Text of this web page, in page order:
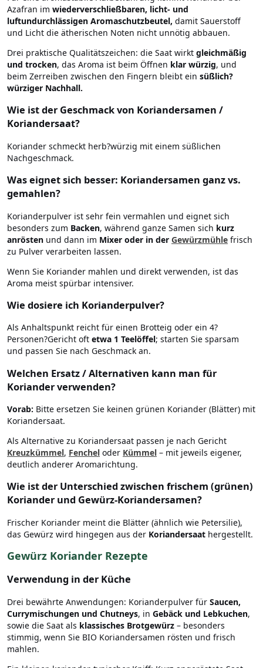
Azafran im wiederverschließbaren, licht- und
luftundurchlässigen Aromaschutzbeutel, damit Sauerstoff
und Licht die ätherischen Noten nicht unnötig abbauen.
Drei praktische Qualitätszeichen: die Saat wirkt gleichmäßig
und trocken, das Aroma ist beim Öffnen klar würzig, und
beim Zerreiben zwischen den Fingern bleibt ein süßlich?
würziger Nachhall.
Wie ist der Geschmack von Koriandersamen /
Koriandersaat?
Koriander schmeckt herb?würzig mit einem süßlichen
Nachgeschmack.
Was eignet sich besser: Koriandersamen ganz vs.
gemahlen?
Korianderpulver ist sehr fein vermahlen und eignet sich
besonders zum Backen, während ganze Samen sich kurz
anrösten und dann im Mixer oder in der Gewürzmühle frisch
zu Pulver verarbeiten lassen.
Wenn Sie Koriander mahlen und direkt verwenden, ist das
Aroma meist spürbar intensiver.
Wie dosiere ich Korianderpulver?
Als Anhaltspunkt reicht für einen Brotteig oder ein 4?
Personen?Gericht oft etwa 1 Teelöffel; starten Sie sparsam
und passen Sie nach Geschmack an.
Welchen Ersatz / Alternativen kann man für
Koriander verwenden?
Vorab: Bitte ersetzen Sie keinen grünen Koriander (Blätter) mit
Koriandersaat.
Als Alternative zu Koriandersaat passen je nach Gericht
Kreuzkümmel, Fenchel oder Kümmel – mit jeweils eigener,
deutlich anderer Aromarichtung.
Wie ist der Unterschied zwischen frischem (grünen)
Koriander und Gewürz-Koriandersamen?
Frischer Koriander meint die Blätter (ähnlich wie Petersilie),
das Gewürz wird hingegen aus der Koriandersaat hergestellt.
Gewürz Koriander Rezepte
Verwendung in der Küche
Drei bewährte Anwendungen: Korianderpulver für Saucen,
Currymischungen und Chutneys, in Gebäck und Lebkuchen,
sowie die Saat als klassisches Brotgewürz – besonders
stimmig, wenn Sie BIO Koriandersamen rösten und frisch
mahlen.